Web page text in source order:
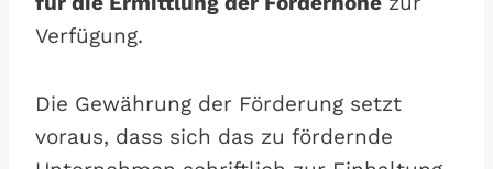
Verfügung.
Die Gewährung der Förderung setzt
voraus, dass sich das zu fördernde